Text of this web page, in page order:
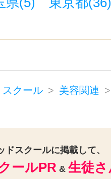
クール
美容関連
ドスクールに掲載して、
ールPR & 生徒